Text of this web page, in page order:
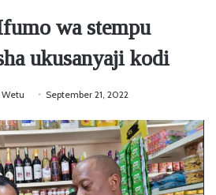
wa stempu
ukusanyaji kodi
September 21, 2022